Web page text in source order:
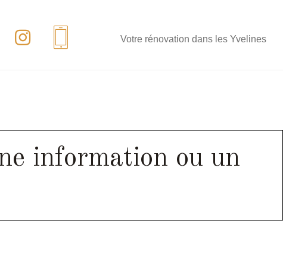
Votre rénovation dans les Yvelines
information ou un